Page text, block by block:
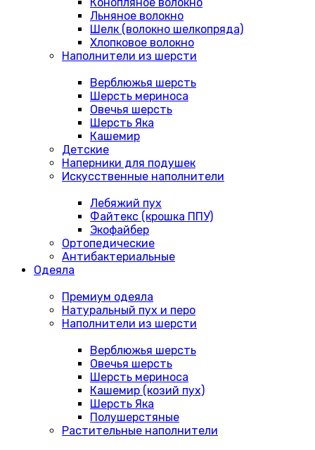
Льняное волокно
Шелк (волокно шелкопряда)
Хлопковое волокно
Наполнители из шерсти
Верблюжья шерсть
Шерсть мериноса
Овечья шерсть
Шерсть Яка
Кашемир
Детские
Наперники для подушек
Искусственные наполнители
Лебяжий пух
Файтекс (крошка ППУ)
Экофайбер
Ортопедические
Антибактериальные
Одеяла
Премиум одеяла
Натуральный пух и перо
Наполнители из шерсти
Верблюжья шерсть
Овечья шерсть
Шерсть мериноса
Кашемир (козий пух)
Шерсть Яка
Полушерстяные
Растительные наполнители